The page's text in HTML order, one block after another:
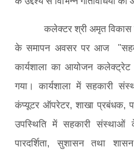
कलेक्टर श्री अमृत विकास
के समापन अवसर पर आज
कार्यशाला का आयोजन कलेक्ट्रेट
गया। कार्यशाला में सहकारी
कंप्यूटर ऑपरेटर, शाखा प्रबंधक,
उपस्थिति में सहकारी संस्थाओं
पारदर्शिता, सुशासन तथा